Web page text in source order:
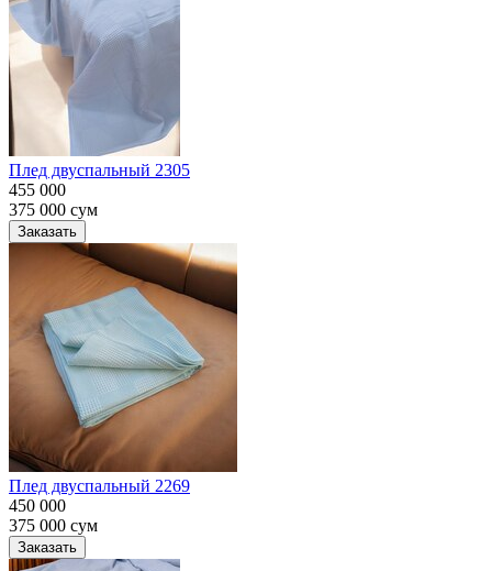
Плед двуспальный 2305
455 000
375 000 сум
Заказать
Плед двуспальный 2269
450 000
375 000 сум
Заказать